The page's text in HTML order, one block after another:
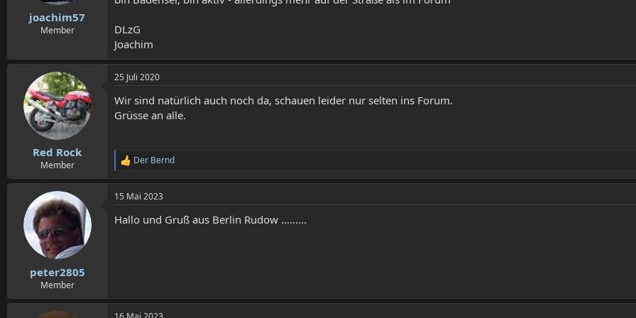
joachim57
Member
DLzG
Joachim
Red Rock
Member
25 Juli 2020
Wir sind natürlich auch noch da, schauen leider nur selten ins Forum.
Grüsse an alle.
R
e
k
i
Der Bernd
peter2805
Member
15 Mai 2023
Hallo und Gruß aus Berlin Rudow .........